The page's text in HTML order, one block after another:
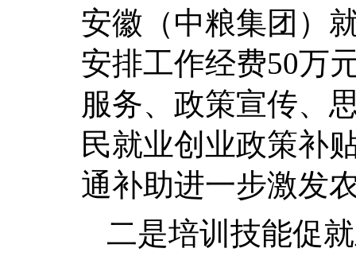
安徽（中粮集团）
安排工作经费50万
服务、政策宣传、
民就业创业政策补
通补助进一步激发
二是培训技能促